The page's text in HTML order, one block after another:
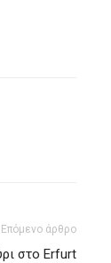
Επόμενο άρθρο
στο Erfurt